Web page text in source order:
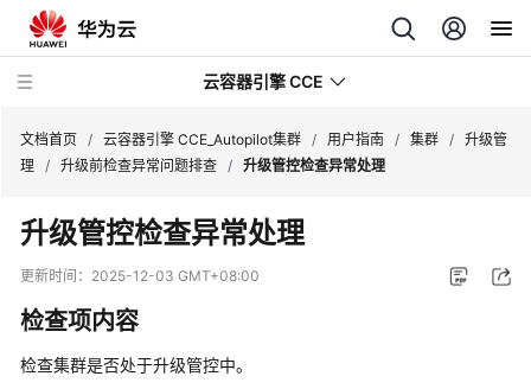
云容器引擎 CCE
最
动
态
文档首页 / 云容器引擎 CCE_Autopilot集群 / 用户指南 / 集群 / 升级管
理 / 升级前检查异常问题排查 / 升级管控检查异常处理
升级管控检查异常处理
更新时间： 2025-12-03 GMT+08:00
检查项内容
检查集群是否处于升级管控中。